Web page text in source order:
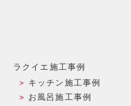
ラクイエ施工事例
キッチン施工事例
お風呂施工事例